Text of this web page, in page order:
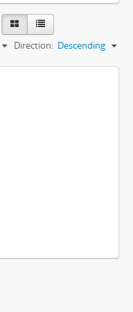
Direction: Descending